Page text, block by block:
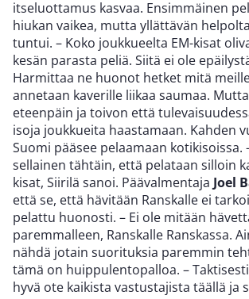
itseluottamus kasvaa. Ensimmäinen
hiukan vaikea, mutta yllättävän
tuntui. – Koko joukkueelta EM-kisat
kesän parasta peliä. Siitä ei ole
Harmittaa ne huonot hetket mitä
annetaan kaverille liikaa saumaa.
eteenpäin ja toivon että
isoja joukkueita haastamaan. Kahden
Suomi pääsee pelaamaan kotikisoissa.
sellainen tähtäin, että pelataan silloin
kisat, Siirilä sanoi. Päävalmentaja Joel
että se, että hävitään Ranskalle ei
pelattu huonosti. – Ei ole mitään
paremmalleen, Ranskalle Ranskassa.
nähdä jotain suorituksia paremmin
tämä on huippulentopalloa. –
hyvä ote kaikista vastustajista täällä ja